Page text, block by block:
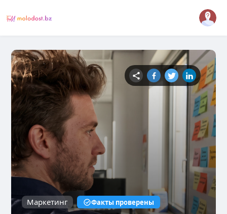
Маркетинг Факты проверены